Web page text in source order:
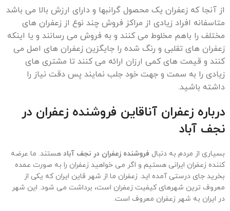
از آنجا که زعفران یک محصول گرانبها و دارای ارزش بالا می باشد
متاسفانه افراد زیادی از مراکز فروش چند نوع از زعفران های
مختلف را باهم مخلوط می کنند و به فروش می رسانند و یا اینکه
زعفران های تقلبی و رنگ شده را جایگزین زعفران های اصل می
کنند و قیمت های کمی ارزان ارائه می کنند تا مشتری های
زیادی را به سمت و جهت خود جلب نمایند پس دقت نیاز را
داشته باشید.
درباره زعفران آناقاین فروشنده زعفران در
نجف آباد
بسیاری از مردم به دنبال فروشنده زعفران در نجف آباد هستند. ما عرضه
کننده زعفران ایرانی هستیم و اگر می خواهید زعفران را به صورت عمده
بخرید جای درستی آمده اید. زعفران ما از شهر قاین ایران که یکی از
معروف ترین شهرهای کیفیت زعفران است، برداشت می شود. این شهر
در ایران به شهر زعفران معروف است.